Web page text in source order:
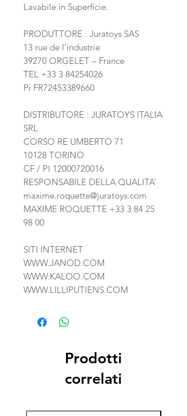
Lavabile in Superficie.
PRODUTTORE : Juratoys SAS
13 rue de l’industrie
39270 ORGELET – France
TEL +33 3 84254026
Pi FR72453389660
DISTRIBUTORE : JURATOYS ITALIA
SRL
CORSO RE UMBERTO 71
10128 TORINO
CF / PI 12000720016
RESPONSABILE DELLA QUALITA’
maxime.roquette@juratoys.com
MAXIME ROQUETTE +33 3 84 25
98 00
SITI INTERNET
WWW.JANOD.COM
WWW.KALOO.COM
WWW.LILLIPUTIENS.COM
Prodotti
correlati